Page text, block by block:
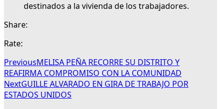
destinados a la vivienda de los trabajadores.
Share:
Rate:
PreviousMELISA PEÑA RECORRE SU DISTRITO Y
REAFIRMA COMPROMISO CON LA COMUNIDAD
NextGUILLE ALVARADO EN GIRA DE TRABAJO POR
ESTADOS UNIDOS